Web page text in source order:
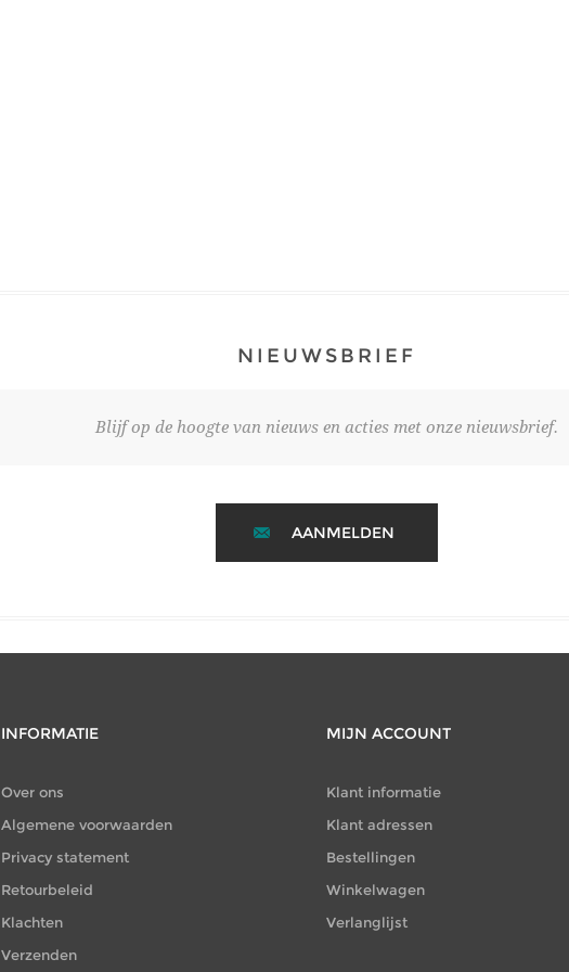
NIEUWSBRIEF
Blijf op de hoogte van nieuws en acties met onze nieuwsbrief.
AANMELDEN
INFORMATIE
Over ons
Algemene voorwaarden
Privacy statement
Retourbeleid
Klachten
Verzenden
MIJN ACCOUNT
Klant informatie
Klant adressen
Bestellingen
Winkelwagen
Verlanglijst